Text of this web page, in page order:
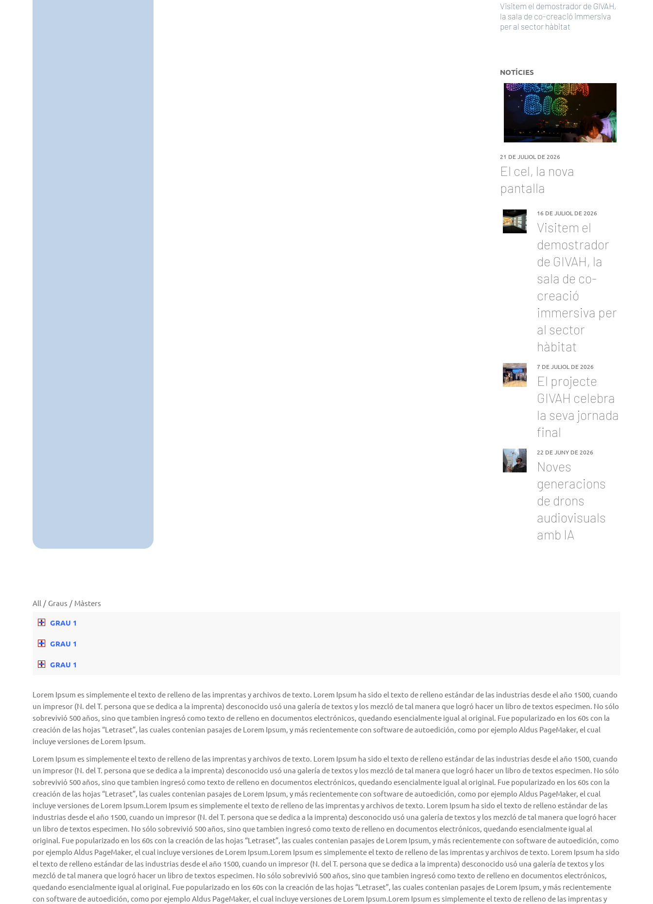
Visitem el demostrador de GIVAH,
la sala de co-creació immersiva
per al sector hàbitat
NOTÍCIES
21 DE JULIOL DE 2026
El cel, la nova
pantalla
16 DE JULIOL DE 2026
Visitem el
demostrador
de GIVAH, la
sala de co-
creació
immersiva per
al sector
hàbitat
7 DE JULIOL DE 2026
El projecte
GIVAH celebra
la seva jornada
final
22 DE JUNY DE 2026
Noves
generacions
de drons
audiovisuals
amb IA
All / Graus / Màsters
GRAU 1
GRAU 1
GRAU 1
Lorem Ipsum es simplemente el texto de relleno de las imprentas y archivos de texto. Lorem Ipsum ha sido el texto de relleno estándar de las industrias desde el año 1500, cuando
un impresor (N. del T. persona que se dedica a la imprenta) desconocido usó una galería de textos y los mezcló de tal manera que logró hacer un libro de textos especimen. No sólo
sobrevivió 500 años, sino que tambien ingresó como texto de relleno en documentos electrónicos, quedando esencialmente igual al original. Fue popularizado en los 60s con la
creación de las hojas “Letraset”, las cuales contenian pasajes de Lorem Ipsum, y más recientemente con software de autoedición, como por ejemplo Aldus PageMaker, el cual
incluye versiones de Lorem Ipsum.
Lorem Ipsum es simplemente el texto de relleno de las imprentas y archivos de texto. Lorem Ipsum ha sido el texto de relleno estándar de las industrias desde el año 1500, cuando
un impresor (N. del T. persona que se dedica a la imprenta) desconocido usó una galería de textos y los mezcló de tal manera que logró hacer un libro de textos especimen. No sólo
sobrevivió 500 años, sino que tambien ingresó como texto de relleno en documentos electrónicos, quedando esencialmente igual al original. Fue popularizado en los 60s con la
creación de las hojas “Letraset”, las cuales contenian pasajes de Lorem Ipsum, y más recientemente con software de autoedición, como por ejemplo Aldus PageMaker, el cual
incluye versiones de Lorem Ipsum.Lorem Ipsum es simplemente el texto de relleno de las imprentas y archivos de texto. Lorem Ipsum ha sido el texto de relleno estándar de las
industrias desde el año 1500, cuando un impresor (N. del T. persona que se dedica a la imprenta) desconocido usó una galería de textos y los mezcló de tal manera que logró hacer
un libro de textos especimen. No sólo sobrevivió 500 años, sino que tambien ingresó como texto de relleno en documentos electrónicos, quedando esencialmente igual al
original. Fue popularizado en los 60s con la creación de las hojas “Letraset”, las cuales contenian pasajes de Lorem Ipsum, y más recientemente con software de autoedición, como
por ejemplo Aldus PageMaker, el cual incluye versiones de Lorem Ipsum.Lorem Ipsum es simplemente el texto de relleno de las imprentas y archivos de texto. Lorem Ipsum ha sido
el texto de relleno estándar de las industrias desde el año 1500, cuando un impresor (N. del T. persona que se dedica a la imprenta) desconocido usó una galería de textos y los
mezcló de tal manera que logró hacer un libro de textos especimen. No sólo sobrevivió 500 años, sino que tambien ingresó como texto de relleno en documentos electrónicos,
quedando esencialmente igual al original. Fue popularizado en los 60s con la creación de las hojas “Letraset”, las cuales contenian pasajes de Lorem Ipsum, y más recientemente
con software de autoedición, como por ejemplo Aldus PageMaker, el cual incluye versiones de Lorem Ipsum.Lorem Ipsum es simplemente el texto de relleno de las imprentas y